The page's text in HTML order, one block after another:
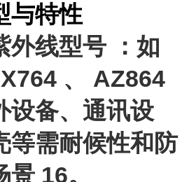
与特性
外线型号 ：如
、 AZ864
设备、通讯设
等需耐候性和防
景 16。